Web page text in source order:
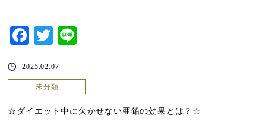
Facebook
Twitter
2025.02.07
未分類
☆ダイエット中に欠かせない亜鉛の効果とは？☆